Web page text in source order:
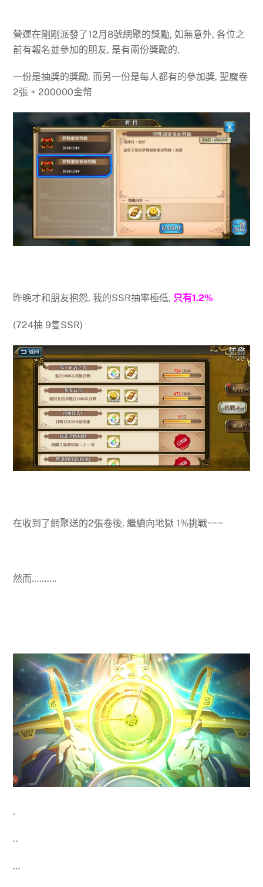
營運在剛剛派發了12月8號網聚的獎勵, 如無意外, 各位之
前有報名並參加的朋友, 是有兩份獎勵的,
一份是抽獎的獎勵, 而另一份是每人都有的參加獎, 聖魔卷
2張 + 200000金幣
昨晚才和朋友抱怨, 我的SSR抽率極低, 只有1.2%
(724抽 9隻SSR)
在收到了網聚送的2張卷後, 繼續向地獄 1%挑戰~~~
然而……….
.
..
…